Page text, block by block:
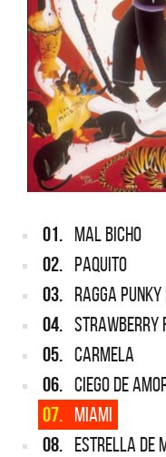
01. MAL BICHO
02. PAQUITO
03. RAGGA
04. STRAWBERRY
05. CARMELA
06. CIEGO DE
07. MIAMI
08. ESTRELLA DE